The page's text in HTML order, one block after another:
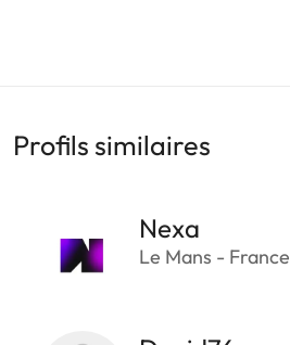
Profils similaires
Nexa
Le Mans - France